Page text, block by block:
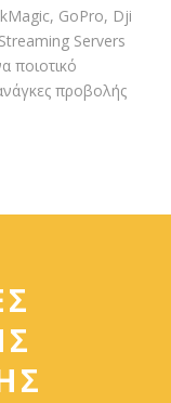
GoPro, Dji
Servers
ποιοτικό
προβολής